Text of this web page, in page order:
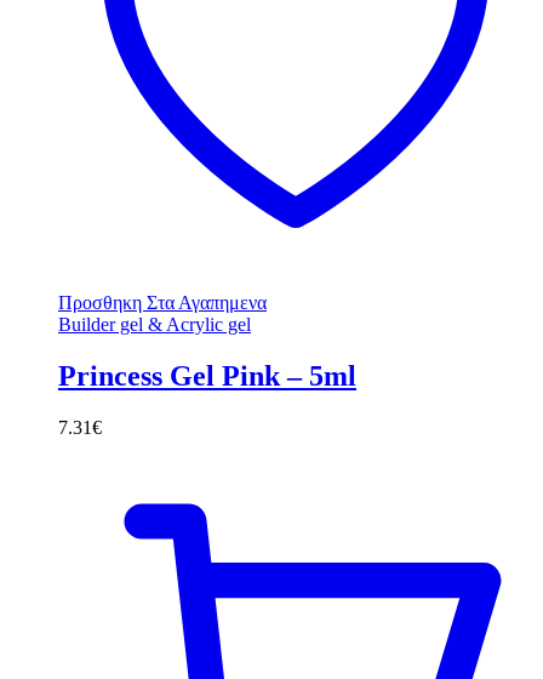
Προσθηκη Στα Αγαπημενα
Builder gel & Acrylic gel
Princess Gel Pink – 5ml
7.31€